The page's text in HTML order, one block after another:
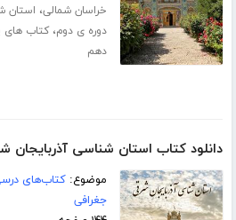
خراسان شمالی، استان
دوره ی دوم،کتاب های
دهم
دانلود کتاب استان شناسی آذربایجان
موضوع:کتاب‌های
جغرافی